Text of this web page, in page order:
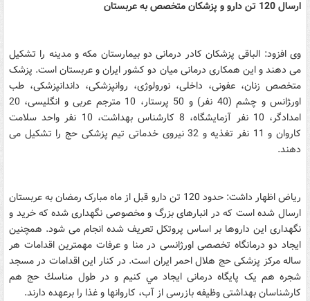
ارسال 120 تن دارو و پزشکان متخصص به عربستان
وی افزود: الباقی پزشکان کادر درمانی دو بیمارستان مکه و مدینه را تشکیل
می دهند و این همکاری درمانی میان دو کشور ایران و عربستان است. پزشک
متخصص زنان، عفونی، داخلی، نورولوژی، روانپزشکی، داندانپزشکی، طب
اور‍ژانس و چشم (40 نفر) و 50 پرستار، 10 مترجم عربی و انگلیسی، 20
امدادگر، 10 نفر آزمایشگاه، 8 کارشناس بهداشت، 10 نفر واحد سلامت
کاروان و 11 نفر تغذیه و 32 نیروی خدماتی تیم پزشکی حج را تشکیل می
دهند.
ریاض اظهار داشت: حدود 120 تن دارو قبل از ماه مبارک رمضان به عربستان
ارسال شده است که در انبارهای بزرگ و مخصوصی نگهداری شده كه خرید و
نگهداری این داروها بر اساس پروتکل تعریف شده انجام می شود. همچنین
ایجاد دو درمانگاه تخصصی اورژانسی در منا و عرفات مهمترین اقدامات هر
ساله مرکز پزشکی حج هلال احمر ایران است. در کنار این اقدامات در مسجد
شجره هم یک پایگاه درمانی ایجاد مي كنيم و در طول مناسك حج هم
کارشناسان بهداشتی وظیفه بازرسی از آب، کاروانها و غذا را برعهده دارند.